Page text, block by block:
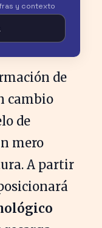
y contexto
de
cambio
de
mero
A partir